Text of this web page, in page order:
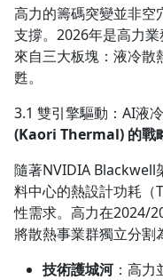
高力的籌碼突變並非空
支撐。2026年是高力
來自三大板塊：液冷散
甦。
3.1 雙引擎驅動：AI液
(Kaori Thermal) 的戰
隨著NVIDIA Blackwell
料中心的熱設計功耗（
性需求。高力在2024/
將散熱事業群獨立分割
技術護城河：高力